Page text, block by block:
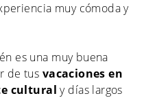
muy cómoda y
es una muy buena
de tus vacaciones en
cultural y días largos